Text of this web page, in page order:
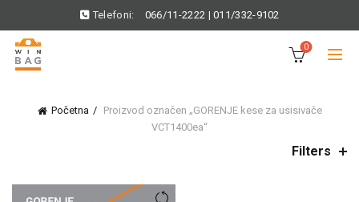
Telefoni: 066/11-2222 |011/332-9102
0
Početna
Proizvod označen „GORENJE kese za usisivače
VCT1400ea“
Filters